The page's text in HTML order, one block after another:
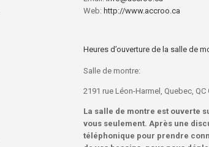
Web: http://www.accroo.ca
Heures d’ouverture de la salle de
Salle de montre:
2191 rue Léon-Harmel, Quebec, QC
La salle de montre est ouverte
vous seulement. Après une
téléphonique pour prendre